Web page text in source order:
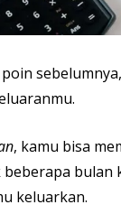
, kamu bisa
bulan
keluarkan.